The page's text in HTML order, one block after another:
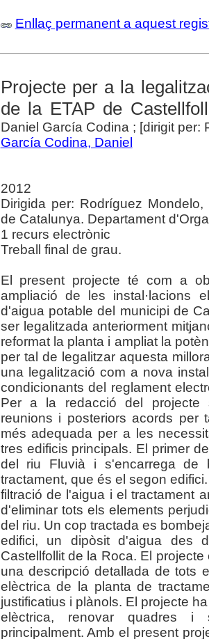
Enllaç permanent a aquest
Projecte per a la
de la ETAP de
Daniel García Codina ; [dirigit
García Codina, Daniel
2012
Dirigida per: Rodríguez
de Catalunya. Departament
1 recurs electrònic
Treball final de grau.
El present projecte té com a
ampliació de les instal·lacions
d'aigua potable del municipi de
ser legalitzada anteriorment
reformat la planta i ampliat la
per tal de legalitzar aquesta
una legalització com a nova
condicionants del reglament
Per a la redacció del projecte
reunions i posteriors acords per
més adequada per a les
tres edificis principals. El primer
del riu Fluvià i s'encarrega de
tractament, que és el segon
filtració de l'aigua i el tractament
d'eliminar tots els elements
del riu. Un cop tractada es
edifici, un dipòsit d'aigua des
Castellfollit de la Roca. El
una descripció detallada de tots
elèctrica de la planta de
justificatius i plànols. El projecte
elèctrica, renovar quadres i
principalment. Amb el present